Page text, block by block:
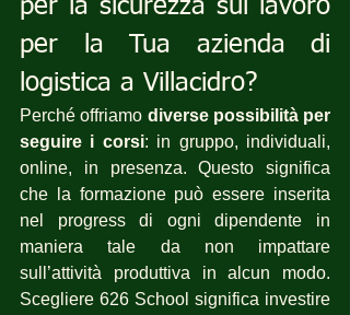
per la sicurezza sul lavoro
per la Tua azienda di
logistica a Villacidro?
Perché offriamo diverse possibilità per
seguire i corsi: in gruppo, individuali,
online, in presenza. Questo significa
che la formazione può essere inserita
nel progress di ogni dipendente in
maniera tale da non impattare
sull’attività produttiva in alcun modo.
Scegliere 626 School significa investire